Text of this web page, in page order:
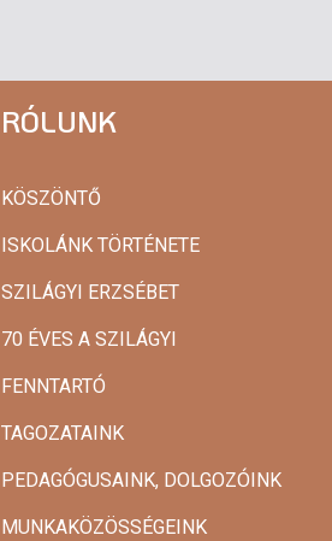
RÓLUNK
KÖSZÖNTŐ
ISKOLÁNK TÖRTÉNETE
SZILÁGYI ERZSÉBET
70 ÉVES A SZILÁGYI
FENNTARTÓ
TAGOZATAINK
PEDAGÓGUSAINK, DOLGOZÓINK
MUNKAKÖZÖSSÉGEINK